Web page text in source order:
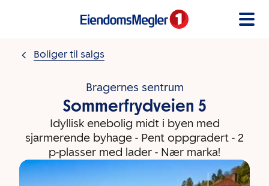
Boliger til salgs
Bragernes sentrum
Sommerfrydveien 5
Idyllisk enebolig midt i byen med
sjarmerende byhage - Pent oppgradert - 2
p-plasser med lader - Nær marka!